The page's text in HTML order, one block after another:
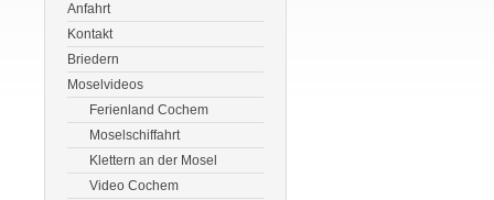
Anfahrt
Kontakt
Briedern
Moselvideos
Ferienland Cochem
Moselschiffahrt
Klettern an der Mosel
Video Cochem